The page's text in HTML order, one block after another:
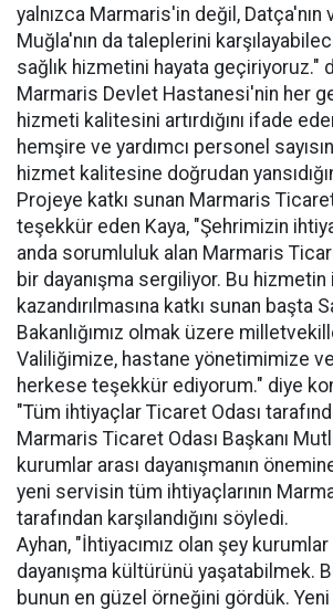
yalnızca Marmaris'in değil, Datça'nın
Muğla'nın da taleplerini
sağlık hizmetini hayata geçiriyoruz."
Marmaris Devlet Hastanesi'nin her
hizmeti kalitesini artırdığını ifade
hemşire ve yardımcı personel
hizmet kalitesine doğrudan
Projeye katkı sunan Marmaris
teşekkür eden Kaya, "Şehrimizin
anda sorumluluk alan Marmaris
bir dayanışma sergiliyor. Bu
kazandırılmasına katkı sunan başta
Bakanlığımız olmak üzere
Valiliğimize, hastane yönetimimize
herkese teşekkür ediyorum." diye
"Tüm ihtiyaçlar Ticaret Odası
Marmaris Ticaret Odası Başkanı
kurumlar arası dayanışmanın
yeni servisin tüm ihtiyaçlarının
tarafından karşılandığını söyledi.
Ayhan, "İhtiyacımız olan şey kurumlar
dayanışma kültürünü yaşatabilmek.
bunun en güzel örneğini gördük.